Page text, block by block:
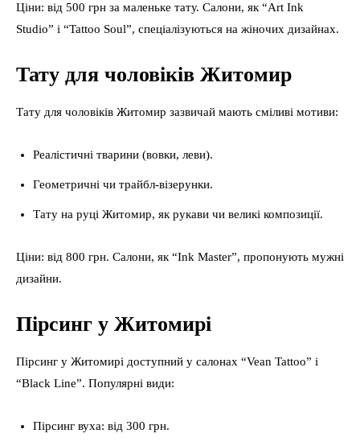
Ціни: від 500 грн за маленьке тату. Салони, як “Art Ink
Studio” і “Tattoo Soul”, спеціалізуються на жіночих дизайнах.
Тату для чоловіків Житомир
Тату для чоловіків Житомир зазвичай мають сміливі мотиви:
Реалістичні тварини (вовки, леви).
Геометричні чи трайбл-візерунки.
Тату на руці Житомир, як рукави чи великі композиції.
Ціни: від 800 грн. Салони, як “Ink Master”, пропонують мужні
дизайни.
Пірсинг у Житомирі
Пірсинг у Житомирі доступний у салонах “Vean Tattoo” і
“Black Line”. Популярні види:
Пірсинг вуха: від 300 грн.